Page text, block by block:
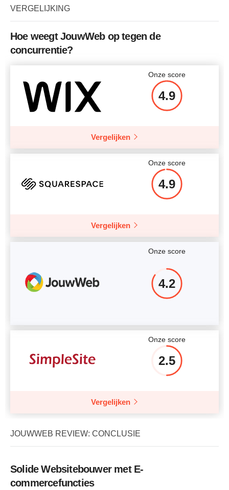
VERGELIJKING
Hoe weegt JouwWeb op tegen de
concurrentie?
Onze score
4.9
Vergelijken
Onze score
4.9
Vergelijken
Onze score
4.2
Onze score
2.5
Vergelijken
JOUWWEB REVIEW: CONCLUSIE
Solide Websitebouwer met E-
commercefuncties